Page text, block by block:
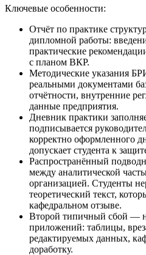
Ключевые особенности:
Отчёт по практике
дипломной работы:
практические
с планом ВКР.
Методические указания
реальными документами
отчётности, внутренние
данные предприятия.
Дневник практики
подписывается
корректно оформленного
допускает студента к
Распространённый
между аналитической
организацией. Студенты
теоретический текст,
кафедральном отзыве.
Второй типичный сбой —
приложений: таблицы,
редактируемых данных,
доработку.